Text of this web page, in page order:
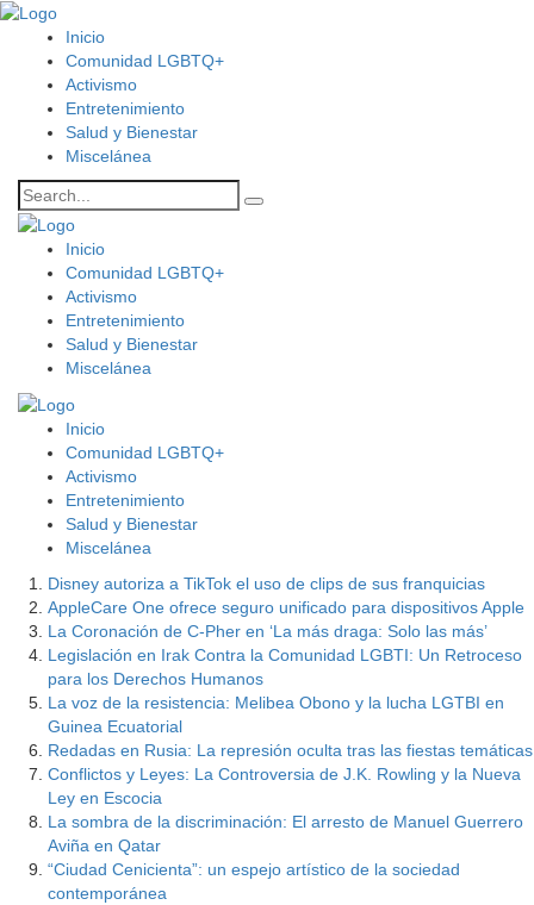
Inicio
Comunidad LGBTQ+
Activismo
Entretenimiento
Salud y Bienestar
Miscelánea
Inicio
Comunidad LGBTQ+
Activismo
Entretenimiento
Salud y Bienestar
Miscelánea
Inicio
Comunidad LGBTQ+
Activismo
Entretenimiento
Salud y Bienestar
Miscelánea
Disney autoriza a TikTok el uso de clips de sus franquicias
AppleCare One ofrece seguro unificado para dispositivos Apple
La Coronación de C-Pher en ‘La más draga: Solo las más’
Legislación en Irak Contra la Comunidad LGBTI: Un Retroceso
para los Derechos Humanos
La voz de la resistencia: Melibea Obono y la lucha LGTBI en
Guinea Ecuatorial
Redadas en Rusia: La represión oculta tras las fiestas temáticas
Conflictos y Leyes: La Controversia de J.K. Rowling y la Nueva
Ley en Escocia
La sombra de la discriminación: El arresto de Manuel Guerrero
Aviña en Qatar
“Ciudad Cenicienta”: un espejo artístico de la sociedad
contemporánea